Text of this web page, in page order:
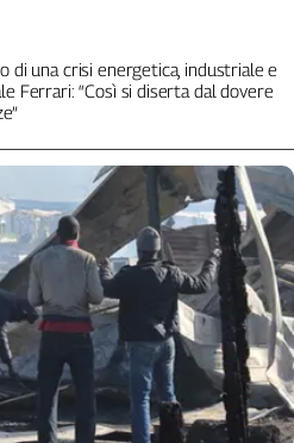
di una crisi energetica, industriale e
Ferrari: “Così si diserta dal dovere